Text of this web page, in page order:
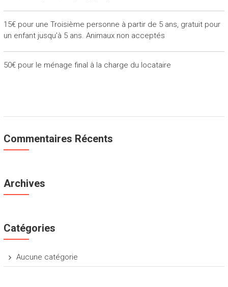
15€ pour une Troisième personne à partir de 5 ans, gratuit pour
un enfant jusqu’à 5 ans. Animaux non acceptés
50€ pour le ménage final à la charge du locataire
Commentaires Récents
Archives
Catégories
Aucune catégorie